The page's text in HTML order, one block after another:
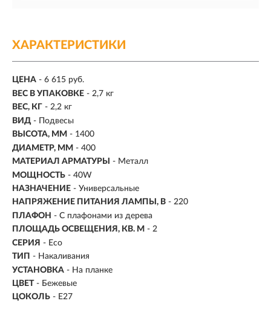
ХАРАКТЕРИСТИКИ
ЦЕНА - 6 615 руб.
ВЕС В УПАКОВКЕ - 2,7 кг
ВЕС, КГ - 2,2 кг
ВИД - Подвесы
ВЫСОТА, ММ - 1400
ДИАМЕТР, ММ - 400
МАТЕРИАЛ АРМАТУРЫ
- Металл
МОЩНОСТЬ - 40W
НАЗНАЧЕНИЕ - Универсальные
НАПРЯЖЕНИЕ ПИТАНИЯ ЛАМПЫ, В - 220
ПЛАФОН - С плафонами из дерева
ПЛОЩАДЬ ОСВЕЩЕНИЯ, КВ. М - 2
СЕРИЯ - Eco
ТИП - Накаливания
УСТАНОВКА - На планке
ЦВЕТ - Бежевые
ЦОКОЛЬ - E27